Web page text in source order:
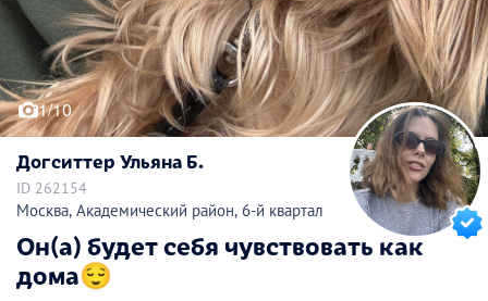
1/10
Догситтер Ульяна Б.
ID 262154
Москва, Академический район, 6-й квартал
Он(а) будет себя чувствовать как
дома😌